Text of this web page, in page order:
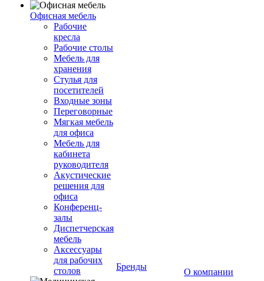
Офисная мебель
Рабочие
кресла
Рабочие столы
Мебель для
хранения
Стулья для
посетителей
Входные зоны
Переговорные
Мягкая мебель
для офиса
Мебель для
кабинета
руководителя
Акустические
решения для
офиса
Конференц-
залы
Диспетчерская
мебель
Аксессуары
для рабочих
столов
Бренды
О компании